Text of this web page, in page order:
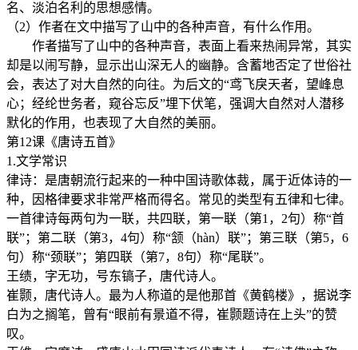
名、淡泊名利的思想感情。
（2）作者在文中描写了山中的各种声音，有什么作用。
作者描写了山中的各种声音，表面上看来热闹异常，其实
却是以闹写静，显示出山深无人的幽静。含蓄地否定了世俗社
会，表达了对大自然的向往。为后文的“鸢飞戾天者，望峰息
心；经纶世务者，窥谷忘反”埋下伏笔，强调大自然对人潜移
默化的作用，也表现了大自然的美丽。
第12课《唐诗五首》
1.文学常识
律诗：是唐朝流行起来的一种中国诗歌体裁，属于近体诗的一
种，因格律要求非常严格而得名。常见的类型有五律和七律。
一首律诗每两句为一联，共四联，第一联（第1，2句）称“首
联”；第二联（第3，4句）称“颔（hàn）联”；第三联（第5，6
句）称“颈联”；第四联（第7，8句）称“尾联”。
王绩，字无功，号东镐子，唐代诗人。
崔颢，唐代诗人。最为人称道的是他那首《黄鹤楼》，据说李
白为之搁笔，曾有“眼前有景道不得，崔颢题诗在上头”的赞
叹。